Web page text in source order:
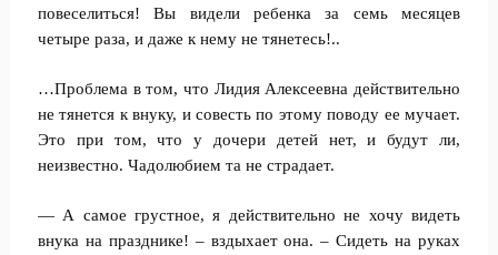
повеселиться! Вы видели ребенка за семь месяцев
четыре раза, и даже к нему не тянетесь!..
…Проблема в том, что Лидия Алексеевна действительно
не тянется к внуку, и совесть по этому поводу ее мучает.
Это при том, что у дочери детей нет, и будут ли,
неизвестно. Чадолюбием та не страдает.
— А самое грустное, я действительно не хочу видеть
внука на празднике! – вздыхает она. – Сидеть на руках